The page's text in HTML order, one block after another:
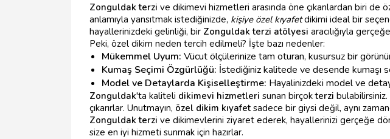
Zonguldak terzi ve dikimevi hizmetleri arasında öne çıkanlardan biri de
anlamıyla yansıtmak istediğinizde, kişiye özel kıyafetdikimi ideal bir
hayallerinizdeki gelinliği, bir Zonguldak terzi atölyesi aracılığıyla
Peki, özel dikim neden tercih edilmeli? İşte bazı nedenler:
Mükemmel Uyum: Vücut ölçülerinize tam oturan, kusursuz bir
Kumaş Seçimi Özgürlüğü: İstediğiniz kalitede ve desende kumaşı
Model ve Detaylarda Kişiselleştirme: Hayalinizdeki model ve
Zonguldak'ta kaliteli dikimevi hizmetleri sunan birçokterzi
çıkarırlar. Unutmayın, özel dikim kıyafet sadece bir giysi değil, aynı
Zonguldak terzi ve dikimevlerini ziyaret ederek, hayallerinizi gerçeğe
size en iyi hizmeti sunmak için hazırlar.